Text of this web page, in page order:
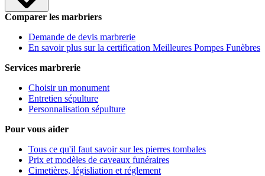
Comparer les marbriers
Demande de devis marbrerie
En savoir plus sur la certification Meilleures Pompes Funèbres
Services marbrerie
Choisir un monument
Entretien sépulture
Personnalisation sépulture
Pour vous aider
Tous ce qu'il faut savoir sur les pierres tombales
Prix et modèles de caveaux funéraires
Cimetières, législiation et réglement